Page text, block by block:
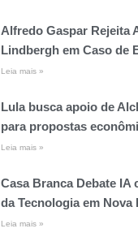
Alfredo Gaspar Rejeita
Lindbergh em Caso de
Leia mais »
Lula busca apoio de
para propostas
Leia mais »
Casa Branca Debate IA
da Tecnologia em Nova
Leia mais »